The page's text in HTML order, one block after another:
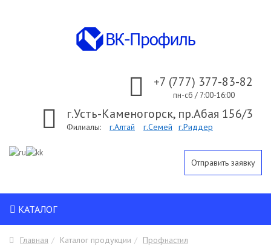
+7 (777) 377-83-82
пн-сб / 7:00-16:00
г.Усть-Каменогорск, пр.Абая 156/3
Филиалы: г.Алтай г.Семей г.Риддер
Отправить заявку
КАТАЛОГ
Главная Каталог продукции
Профнастил